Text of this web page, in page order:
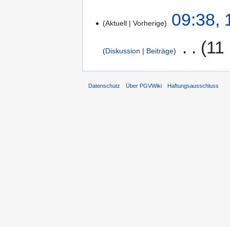
Aktuell Vorherige 09:38,
Diskussion Beiträge 11
Datenschutz Über PGVWiki Haftungsausschluss